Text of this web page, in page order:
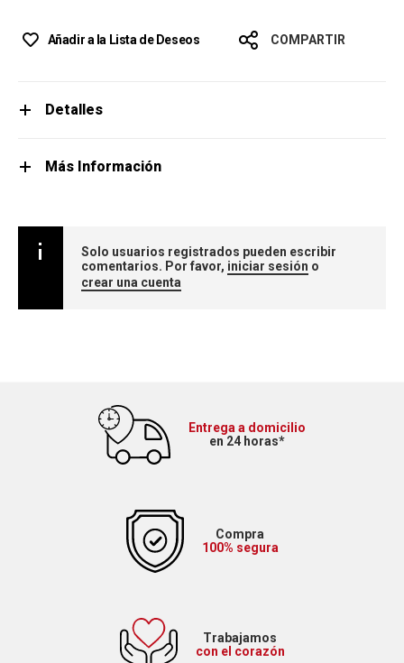
Añadir a la Lista de Deseos COMPARTIR
Detalles
Más Información
Solo usuarios registrados pueden escribir
comentarios. Por favor, iniciar sesión o
crear una cuenta
Entrega a domicilio
en 24 horas*
Compra
100% segura
Trabajamos
con el corazón